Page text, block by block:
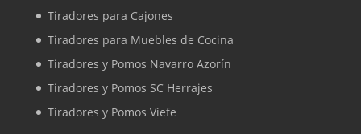
Tiradores para Cajones
Tiradores para Muebles de Cocina
Tiradores y Pomos Navarro Azorín
Tiradores y Pomos SC Herrajes
Tiradores y Pomos Viefe